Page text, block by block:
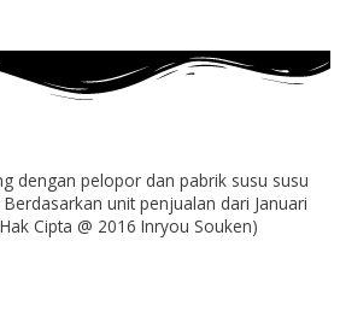
dengan pelopor dan pabrik susu susu
unit penjualan dari Januari
Cipta @ 2016 Inryou Souken)